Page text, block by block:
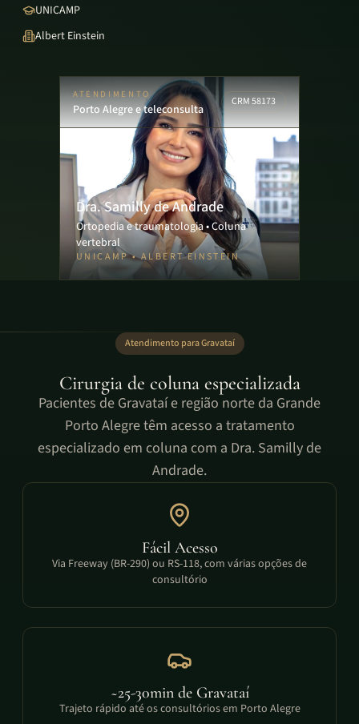
UNICAMP
Albert Einstein
ATENDIMENTO
Porto Alegre e teleconsulta CRM 58173
Dra. Samilly de Andrade
Ortopedia e traumatologia • Coluna
vertebral
UNICAMP • ALBERT EINSTEIN
Atendimento para Gravataí
Cirurgia de coluna especializada
Pacientes de Gravataí e região norte da Grande
Porto Alegre têm acesso a tratamento
especializado em coluna com a Dra. Samilly de
Andrade.
Fácil Acesso
Via Freeway (BR-290) ou RS-118, com várias opções de
consultório
~25-30min de Gravataí
Trajeto rápido até os consultórios em Porto Alegre